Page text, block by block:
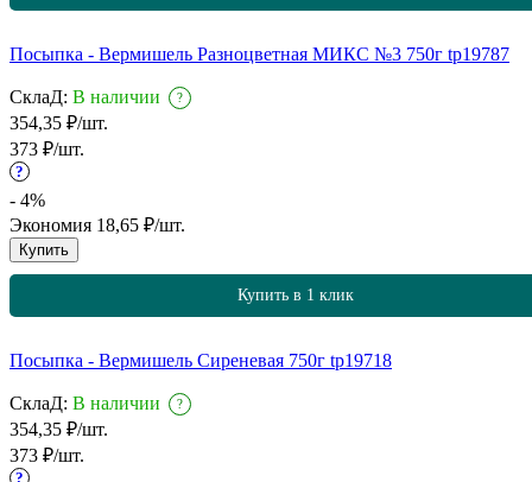
Посыпка - Вермишель Разноцветная МИКС №3 750г tp19787
СклаД: В наличии ?
354,35 ₽/шт.
373 ₽/шт.
?
- 4%
Экономия 18,65 ₽/шт.
Купить
Купить в 1 клик
Посыпка - Вермишель Сиреневая 750г tp19718
СклаД: В наличии ?
354,35 ₽/шт.
373 ₽/шт.
?